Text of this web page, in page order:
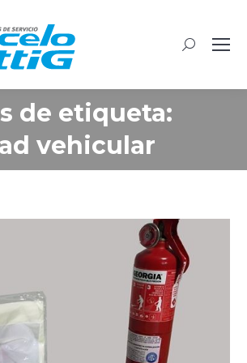
Buscar:
de etiqueta:
vehicular